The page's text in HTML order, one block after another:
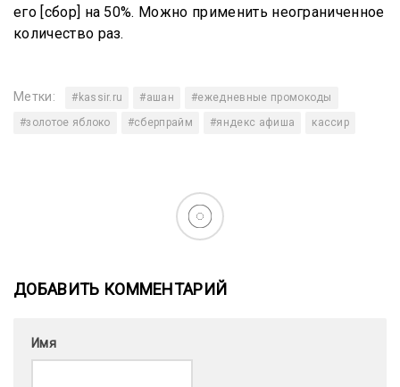
его [сбор] на 50%. Можно применить неограниченное
количество раз.
Метки: #kassir.ru #ашан
#ежедневные промокоды
#золотое яблоко
#сберпрайм #яндекс афиша кассир
ДОБАВИТЬ КОММЕНТАРИЙ
Имя